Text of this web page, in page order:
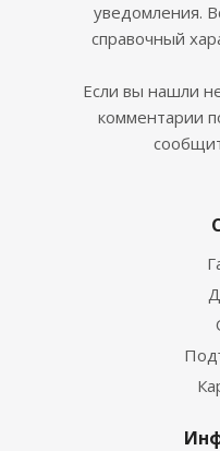
уведомления.
справочный
Если вы нашли
комментарии